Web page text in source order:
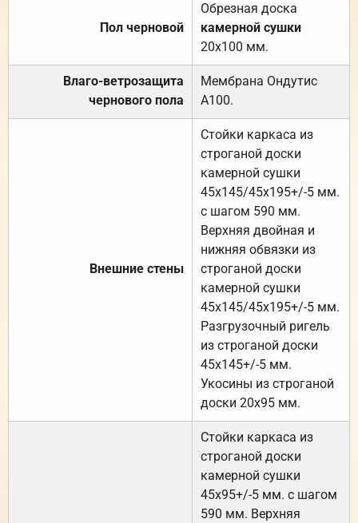
Пол черновой
Обрезная доска
камерной сушки
20х100 мм.
Влаго-ветрозащита
чернового пола
Мембрана Ондутис
А100.
Внешние стены
Стойки каркаса из
строганой доски
камерной сушки
45х145/45х195+/-5 мм.
с шагом 590 мм.
Верхняя двойная и
нижняя обвязки из
строганой доски
камерной сушки
45х145/45х195+/-5 мм.
Разгрузочный ригель
из строганой доски
45х145+/-5 мм.
Укосины из строганой
доски 20х95 мм.
Стойки каркаса из
строганой доски
камерной сушки
45х95+/-5 мм. с шагом
590 мм. Верхняя